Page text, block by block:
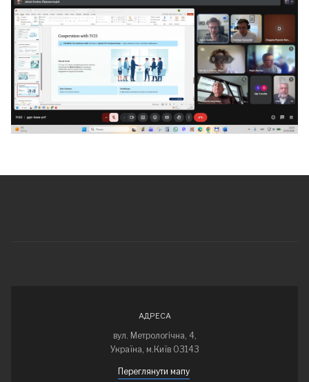
АДРЕСА
вул. Метрологічна, 4,
Україна, м.Київ 03143
Переглянути мапу